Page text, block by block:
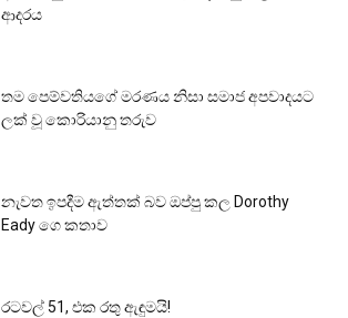
ආදරය
තම පෙම්වතියගේ මරණය නිසා සමාජ අපවාදයට
ලක් වූ කොරියානු තරුව
නැවත ඉපදීම ඇත්තක් බව ඔප්පු කල Dorothy
Eady ගෙ කතාව
රටවල් 51, එක රතු ඇඳුමයි!